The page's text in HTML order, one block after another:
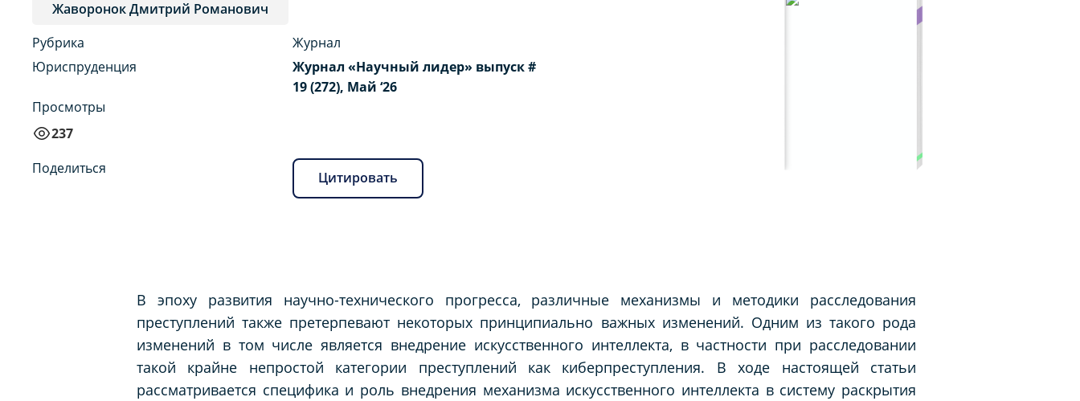
Жаворонок Дмитрий Романович
Рубрика
Юриспруденция
Просмотры
237
Журнал
Журнал «Научный лидер» выпуск #
19 (272), Май ‘26
Поделиться
Цитировать
В эпоху развития научно-технического прогресса, различные механизмы и методики расследования
преступлений также претерпевают некоторых принципиально важных изменений. Одним из такого рода
изменений в том числе является внедрение искусственного интеллекта, в частности при расследовании
такой крайне непростой категории преступлений как киберпреступления. В ходе настоящей статьи
рассматривается специфика и роль внедрения механизма искусственного интеллекта в систему раскрытия